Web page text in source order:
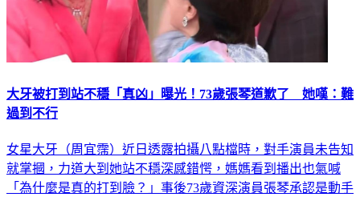
大牙被打到站不穩「真凶」曝光！73歲張琴道歉了 她嘆：難
過到不行
女星大牙（周宜霈）近日透露拍攝八點檔時，對手演員未告知
就掌摑，力道大到她站不穩深感錯愕，媽媽看到播出也氣喊
「為什麼是真的打到臉？」事後73歲資深演員張琴承認是動手